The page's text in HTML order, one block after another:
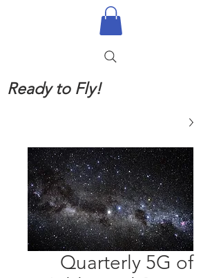
Ready to Fly!
Quarterly 5G of